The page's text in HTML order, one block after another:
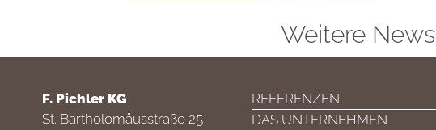
Weitere News
F. Pichler KG
St. Bartholomäusstraße 25
REFERENZEN
DAS UNTERNEHMEN